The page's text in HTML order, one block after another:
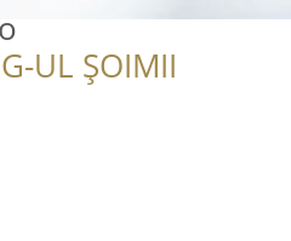
UL ȘOIMII